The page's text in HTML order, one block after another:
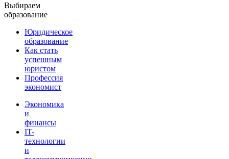
Выбираем
образование
Юридическое
образование
Как стать
успешным
юристом
Профессия
экономист
Экономика
и
финансы
IT-
технологии
и